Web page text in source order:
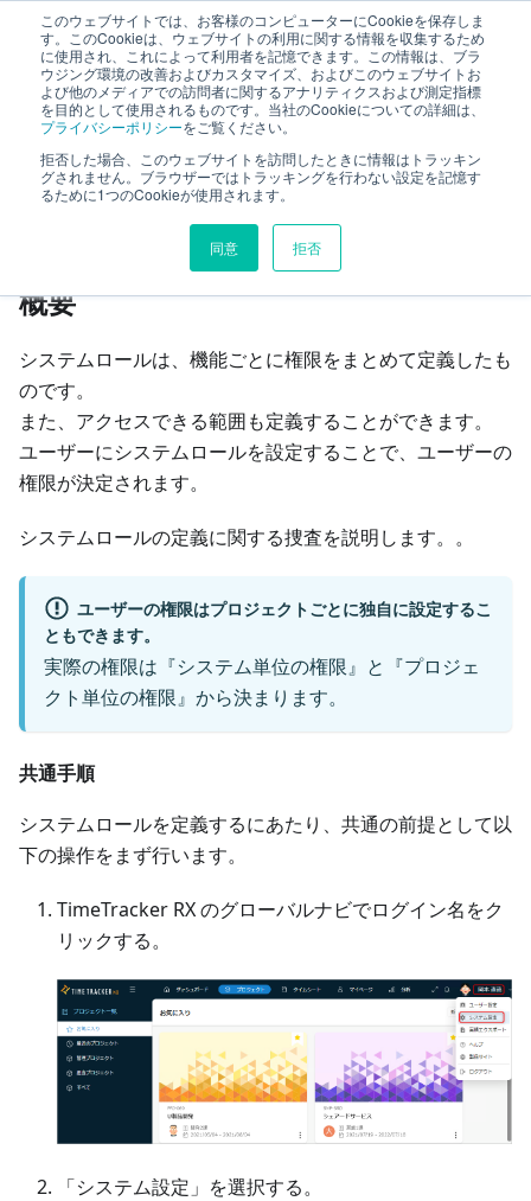
このウェブサイトでは、お客様のコンピューターにCookieを保存しま
す。このCookieは、ウェブサイトの利用に関する情報を収集するため
に使用され、これによって利用者を記憶できます。この情報は、ブラ
ウジング環境の改善およびカスタマイズ、およびこのウェブサイトお
よび他のメディアでの訪問者に関するアナリティクスおよび測定指標
を目的として使用されるものです。当社のCookieについての詳細は、
プライバシーポリシーをご覧ください。
拒否した場合、このウェブサイトを訪問したときに情報はトラッキン
グされません。ブラウザーではトラッキングを行わない設定を記憶す
るために1つのCookieが使用されます。
同意 拒否
TimeTracker RX ヘルプ
ユーザー システムロールを管理する
このページの見出し
システムロールを管理する
概要
システムロールは、機能ごとに権限をまとめて定義したも
のです。
また、アクセスできる範囲も定義することができます。
ユーザーにシステムロールを設定することで、ユーザーの
権限が決定されます。
システムロールの定義に関する捜査を説明します。。
ユーザーの権限はプロジェクトごとに独自に設定するこ
ともできます。
実際の権限は『システム単位の権限』と『プロジェ
クト単位の権限』から決まります。
共通手順
システムロールを定義するにあたり、共通の前提として以
下の操作をまず行います。
TimeTracker RX のグローバルナビでログイン名をク
リックする。
「システム設定」を選択する。